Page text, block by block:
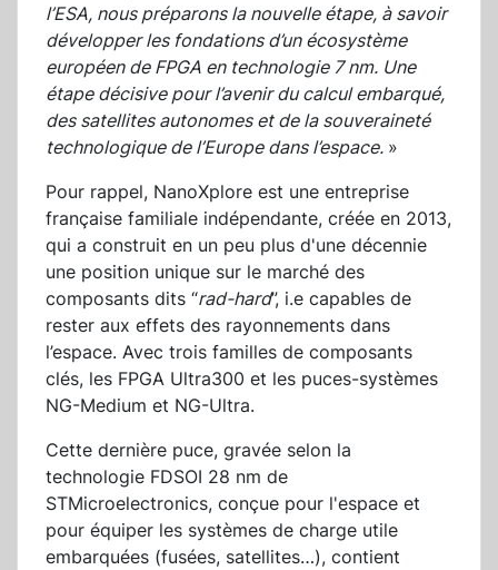
l’ESA, nous préparons la nouvelle étape, à savoir
développer les fondations d’un écosystème
européen de FPGA en technologie 7 nm. Une
étape décisive pour l’avenir du calcul embarqué,
des satellites autonomes et de la souveraineté
technologique de l’Europe dans l’espace. »
Pour rappel, NanoXplore est une entreprise
française familiale indépendante, créée en 2013,
qui a construit en un peu plus d'une décennie
une position unique sur le marché des
composants dits “rad-hard”, i.e capables de
rester aux effets des rayonnements dans
l’espace. Avec trois familles de composants
clés, les FPGA Ultra300 et les puces-systèmes
NG-Medium et NG-Ultra.
Cette dernière puce, gravée selon la
technologie FDSOI 28 nm de
STMicroelectronics, conçue pour l'espace et
pour équiper les systèmes de charge utile
embarquées (fusées, satellites…), contient